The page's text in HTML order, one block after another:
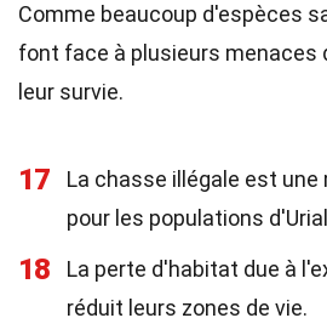
Comme beaucoup d'espèces
font face à plusieurs menaces
leur survie.
17
La chasse illégale est une
pour les populations
18
La perte d'habitat due à
réduit leurs zones de vie.